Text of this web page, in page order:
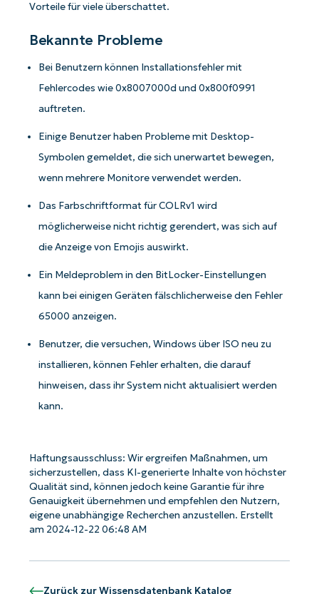
Vorteile für viele überschattet.
Bekannte Probleme
Bei Benutzern können Installationsfehler mit
Fehlercodes wie 0x8007000d und 0x800f0991
auftreten.
Einige Benutzer haben Probleme mit Desktop-
Symbolen gemeldet, die sich unerwartet bewegen,
wenn mehrere Monitore verwendet werden.
Das Farbschriftformat für COLRv1 wird
möglicherweise nicht richtig gerendert, was sich auf
die Anzeige von Emojis auswirkt.
Ein Meldeproblem in den BitLocker-Einstellungen
kann bei einigen Geräten fälschlicherweise den Fehler
65000 anzeigen.
Benutzer, die versuchen, Windows über ISO neu zu
installieren, können Fehler erhalten, die darauf
hinweisen, dass ihr System nicht aktualisiert werden
kann.
Haftungsausschluss: Wir ergreifen Maßnahmen, um
sicherzustellen, dass KI-generierte Inhalte von höchster
Qualität sind, können jedoch keine Garantie für ihre
Genauigkeit übernehmen und empfehlen den Nutzern,
eigene unabhängige Recherchen anzustellen. Erstellt
am 2024-12-22 06:48 AM
Zurück zur Wissensdatenbank Katalog
First
and
name*
Business
number*